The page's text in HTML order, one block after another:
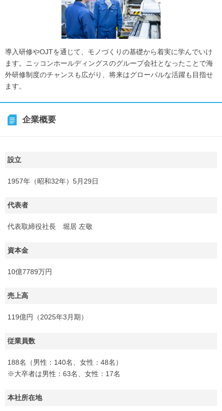
導入研修やOJTを通じて、モノづくりの基礎から着実に学んでいけ
ます。ニッコンホールディングスのグループ会社となったことで海
外研修制度のチャンスも広がり、将来はグローバルな活躍も目指せ
ます。
企業概要
設立
1957年（昭和32年）5月29日
代表者
代表取締役社長 堀居 左敬
資本金
10億7789万円
売上高
119億円（2025年3月期）
従業員数
188名（男性：140名、女性：48名）
※大卒者は男性：63名、女性：17名
本社所在地